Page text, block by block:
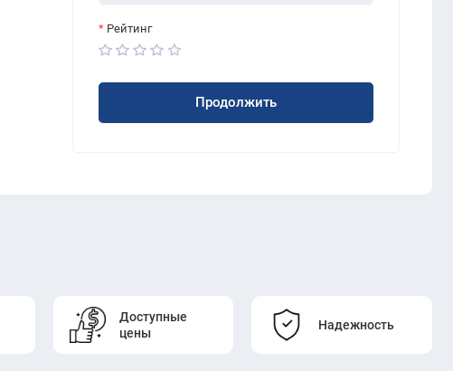
Рейтинг
Продолжить
Доступные
цены
Надежность